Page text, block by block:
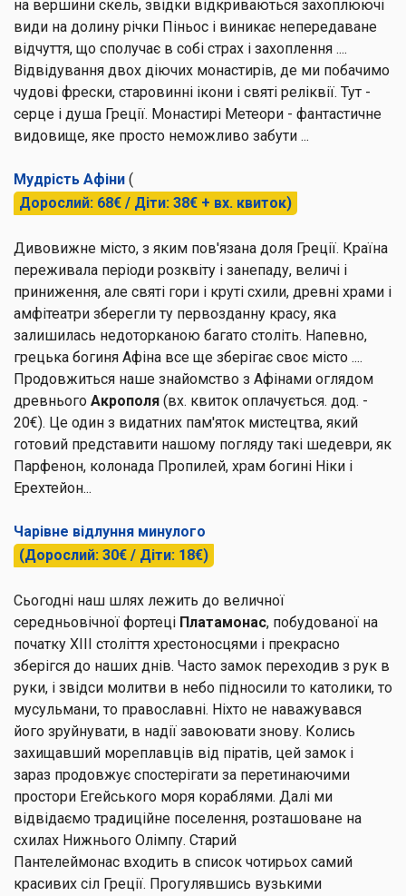
на вершини скель, звідки відкриваються захоплюючі
види на долину річки Піньос і виникає непередаване
відчуття, що сполучає в собі страх і захоплення ....
Відвідування двох діючих монастирів, де ми побачимо
чудові фрески, старовинні ікони і святі реліквії. Тут -
серце і душа Греції. Монастирі Метеори - фантастичне
видовище, яке просто неможливо забути ...
Мудрість Афіни (
Дорослий: 68€ / Діти: 38€ + вх. квиток)
Дивовижне місто, з яким пов'язана доля Греції. Країна
переживала періоди розквіту і занепаду, величі і
приниження, але святі гори і круті схили, древні храми і
амфітеатри зберегли ту первозданну красу, яка
залишилась недоторканою багато століть. Напевно,
грецька богиня Афіна все ще зберігає своє місто ....
Продовжиться наше знайомство з Афінами оглядом
древнього Акрополя (вх. квиток оплачується. дод. -
20€). Це один з видатних пам'яток мистецтва, який
готовий представити нашому погляду такі шедеври, як
Парфенон, колонада Пропилей, храм богині Ніки і
Ерехтейон...
Чарівне відлуння минулого
(Дорослий: 30€ / Діти: 18€)
Сьогодні наш шлях лежить до величної
середньовічної фортеці Платамонас, побудованої на
початку ХІІІ століття хрестоносцями і прекрасно
зберігся до наших днів. Часто замок переходив з рук в
руки, і звідси молитви в небо підносили то католики, то
мусульмани, то православні. Ніхто не наважувався
його зруйнувати, в надії завоювати знову. Колись
захищавший мореплавців від піратів, цей замок і
зараз продовжує спостерігати за перетинаючими
простори Егейського моря кораблями. Далі ми
відвідаємо традиційне поселення, розташоване на
схилах Нижнього Олімпу. Старий
Пантелеймонас входить в список чотирьох самий
красивих сіл Греції. Прогулявшись вузькими